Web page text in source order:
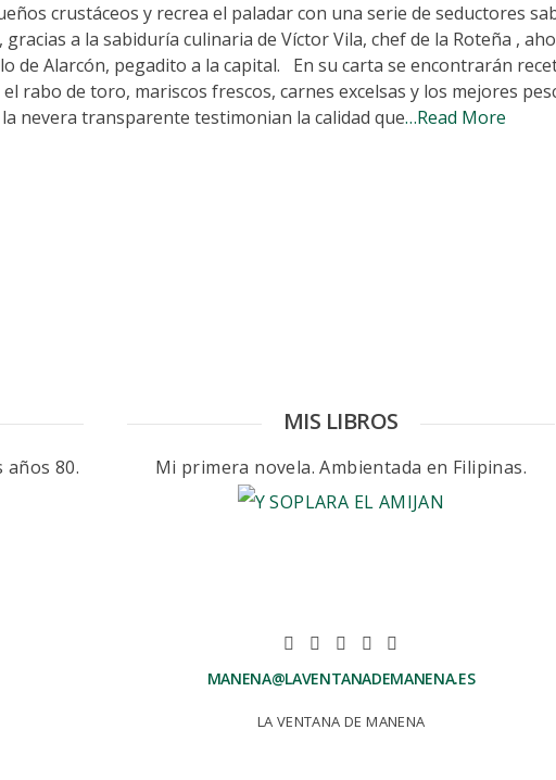
crustáceos y recrea el paladar con una serie de seductores
a la sabiduría culinaria de Víctor Vila, chef de la Roteña ,
de Alarcón, pegadito a la capital. En su carta se encontrarán
rabo de toro, mariscos frescos, carnes excelsas y los mejores
nevera transparente testimonian la calidad que…Read More
años 80.
MIS LIBROS
Mi primera novela. Ambientada en Filipinas.
MANENA@LAVENTANADEMANENA.ES
LA VENTANA DE MANENA